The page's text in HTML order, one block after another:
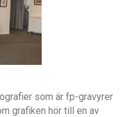
som är fp-gravyrer
grafiken hör till en av